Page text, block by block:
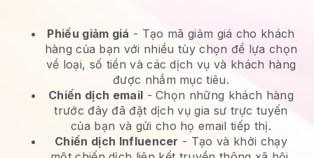
Phiếu giảm giá - Tạo mã giảm giá cho khách
hàng của bạn với nhiều tùy chọn để lựa chọn
về loại, số tiền và các dịch vụ và khách hàng
được nhắm mục tiêu.
Chiến dịch email -Chọn những khách hàng
trước đây đã đặt dịch vụ gia sư trực tuyến
của bạn và gửi cho họ email tiếp thị.
Chiến dịch Influencer - Tạo và khởi chạy